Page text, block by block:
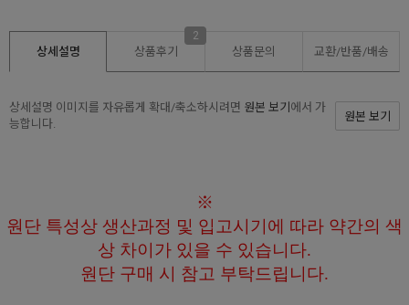
상세설명 상품후기
2
상품문의 교환/반품/배송
상세설명 이미지를 자유롭게 확대/축소하시려면 원본 보기 에서 가
능합니다.
원본 보기
※
원단 특성상 생산과정 및 입고시기에 따라 약간의 색
상 차이가 있을 수 있습니다.
원단 구매 시
참고 부탁드립니다.